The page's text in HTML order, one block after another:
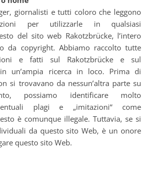
giornalisti e tutti coloro che leggono
per utilizzarle in qualsiasi
del sito web Rakotzbrücke, l’intero
da copyright. Abbiamo raccolto tutte
e fatti sul Rakotzbrücke e sul
un’ampia ricerca in loco. Prima di
si trovavano da nessun’altra parte su
possiamo identificare molto
plagi e „imitazioni“ come
è comunque illegale. Tuttavia, se si
da questo sito Web, è un onore
questo sito Web.